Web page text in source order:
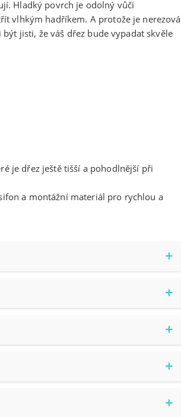
Hladký povrch je odolný vůči
vlhkým hadříkem. A protože je nerezová
jisti, že váš dřez bude vypadat skvěle
je dřez ještě tišší a pohodlnější při
a montážní materiál pro rychlou a